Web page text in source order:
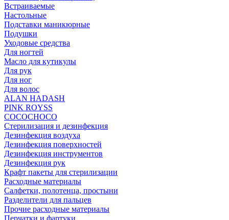
Встраиваемые
Настольные
Подставки маникюрные
Подушки
Уходовые средства
Для ногтей
Масло для кутикулы
Для рук
Для ног
Для волос
ALAN HADASH
PINK ROYSS
COCOCHOCO
Стерилизация и дезинфекция
Дезинфекция воздуха
Дезинфекция поверхностей
Дезинфекция инструментов
Дезинфекция рук
Крафт пакеты для стерилизации
Расходные материалы
Салфетки, полотенца, простыни
Разделители для пальцев
Прочие расходные материалы
Перчатки и фартуки